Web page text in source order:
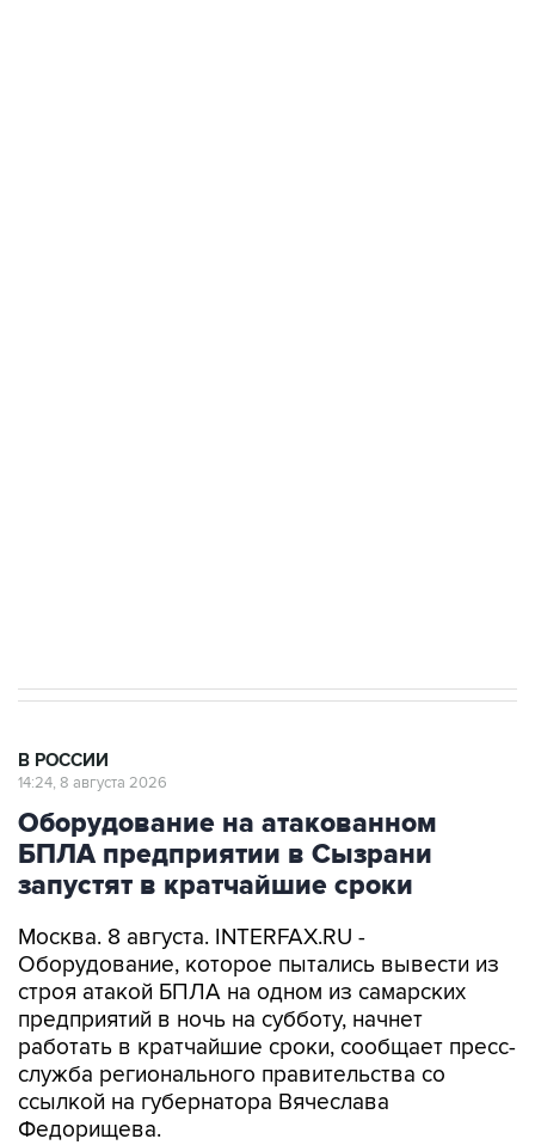
В РОССИИ
14:24, 8 августа 2026
Оборудование на атакованном
БПЛА предприятии в Сызрани
запустят в кратчайшие сроки
Москва. 8 августа. INTERFAX.RU -
Оборудование, которое пытались вывести из
строя атакой БПЛА на одном из самарских
предприятий в ночь на субботу, начнет
работать в кратчайшие сроки, сообщает пресс-
служба регионального правительства со
ссылкой на губернатора Вячеслава
Федорищева.